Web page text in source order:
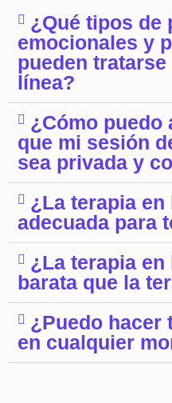
¿Qué tipos de
emocionales y
pueden
línea?
¿Cómo puedo
que mi sesión
sea privada y
¿La terapia en
adecuada para
¿La terapia en
barata que la
¿Puedo hacer
en cualquier